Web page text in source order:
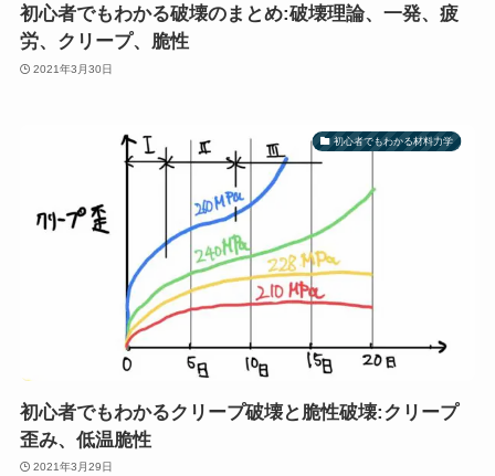
初心者でもわかる破壊のまとめ:破壊理論、一発、疲
労、クリープ、脆性
2021年3月30日
初心者でもわかる材料力学
初心者でもわかるクリープ破壊と脆性破壊:クリープ
歪み、低温脆性
2021年3月29日